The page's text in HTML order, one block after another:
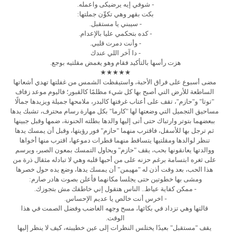
- شوفي إيه يرضيكى واعمله.
بكت بقهر وهي تكوِّن جملتها:
- سيبني يا مستقبل.
- كده بتحكمي عليا بالإعدام.
- وأنت دمرت قلبي.
- دا آخر اللي عندك
هزت رأسها بالتأكيد فقام وهو يغمض مقلتيه بوجع.
★★★★★
مضى أسبوع على فراق الأحبة، واستيقظت الشمس من غفلتها تهدي أشعاتها
الساطعة للأرض التي أصبح بها كل شيء مظلمًا كالقبور؛ فاليوم موعد زفاف
"توتا" و"حازم"، تقف على أعتاب غرفتها كالبدر، ملامحها جميلة ويزيدها جمالًا
مساحيق التجميل التي وضعتها لها "كارما" بكل مهارة رسام محترف، تشبك يدها
ببعضهما بتوتر وارتباك حتى أتى إليها والدها بطلته الحنونة، ضمها وقبل جبينها
ثم ترجل بها للأسفل، فاقترب منهما "حازم" فور رؤيتها، وقبل أن يمسك يدها
تنظر لوالدها ومقلتيها يتساقط منهما قطرات دموعها، اقترب منها أخواها
ووالدتها يعانقونها بحب، يقف "حازم" ويحاول التمسك بمعون الصبر، ويرسم
على ثغره ابتسامة برغم حزنه على من أحبها قلبه وهي لا تبادله مثقال ذرة من
هذا الحب، بعد وقت أذن له "مهيمن" أن يمسك يدها، وضع يده حول خصرها
ومشى بها خطوتين حتى يجلسا مكانهما فأعلن بصوت هادر صارم:
- ممكن كفاية عياط.. الناس هتقول إني خاطفك مش بتجوزك.
- اخرس أنت خالص يا عديم الإحساس.
قالتها وهي تزداد في بكائها، مسح وجهه الغاضب وفضل الصمت في هذا
الوقت.
يقف "مستقبل" بعيدًا يختلس النظرات إلى عين خطيبته، كيف لا ينظر إليها